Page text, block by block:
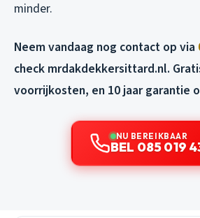
minder.
Neem vandaag nog contact op via
check mrdakdekkersittard.nl.
voorrijkosten, en 10 jaar garantie
NU BEREIKBAAR
BEL 085 019